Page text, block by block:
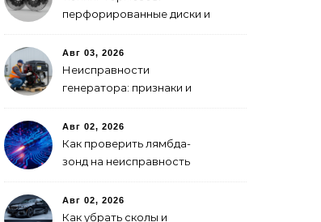
перфорированные диски и
суппорты
Авг 03, 2026
Неисправности
генератора: признаки и
Авг 02, 2026
Как проверить лямбда-
зонд на неисправность
Авг 02, 2026
Как убрать сколы и